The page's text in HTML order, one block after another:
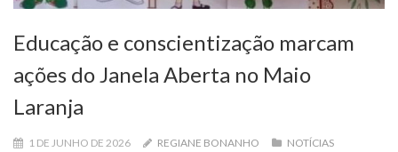
Educação e conscientização marcam
ações do Janela Aberta no Maio
Laranja
1 DE JUNHO DE 2026 REGIANE BONANHO NOTÍCIAS